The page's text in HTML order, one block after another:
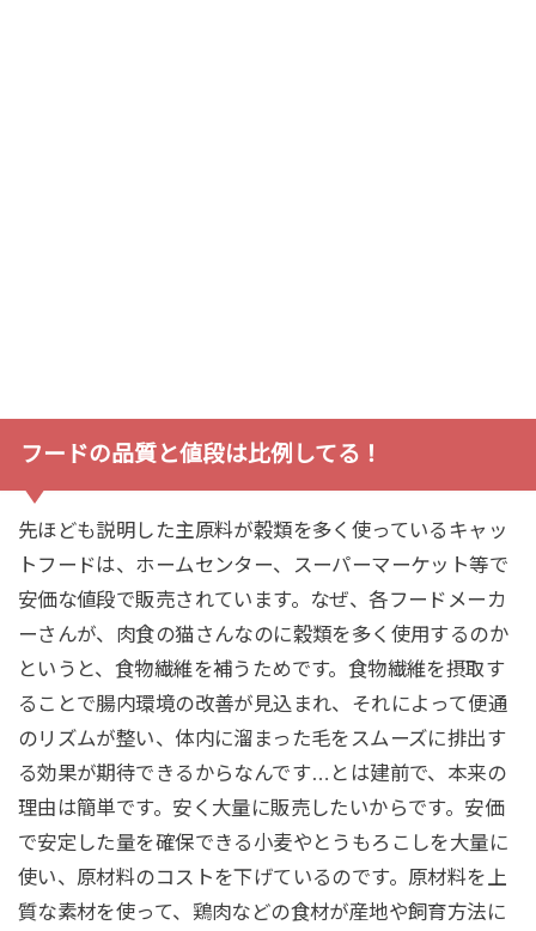
フードの品質と値段は比例してる！
先ほども説明した主原料が穀類を多く使っているキャッ
トフードは、ホームセンター、スーパーマーケット等で
安価な値段で販売されています。なぜ、各フードメーカ
ーさんが、肉食の猫さんなのに穀類を多く使用するのか
というと、食物繊維を補うためです。食物繊維を摂取す
ることで腸内環境の改善が見込まれ、それによって便通
のリズムが整い、体内に溜まった毛をスムーズに排出す
る効果が期待できるからなんです…とは建前で、本来の
理由は簡単です。安く大量に販売したいからです。安価
で安定した量を確保できる小麦やとうもろこしを大量に
使い、原材料のコストを下げているのです。原材料を上
質な素材を使って、鶏肉などの食材が産地や飼育方法に